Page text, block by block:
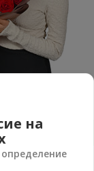
красная роза!"
на